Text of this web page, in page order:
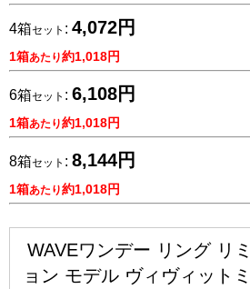
4箱セット : 4,072円
1箱あたり約1,018円
6箱セット : 6,108円
1箱あたり約1,018円
8箱セット : 8,144円
1箱あたり約1,018円
WAVEワンデー リング リ
ョン モデル ヴィヴィット